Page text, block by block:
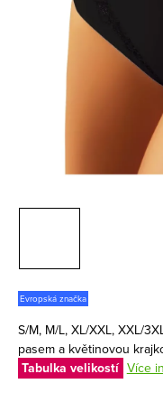
Evropská značka
S/M, M/L, XL/XXL, XXL/
pasem a květinovou
Tabulka velikostí Více